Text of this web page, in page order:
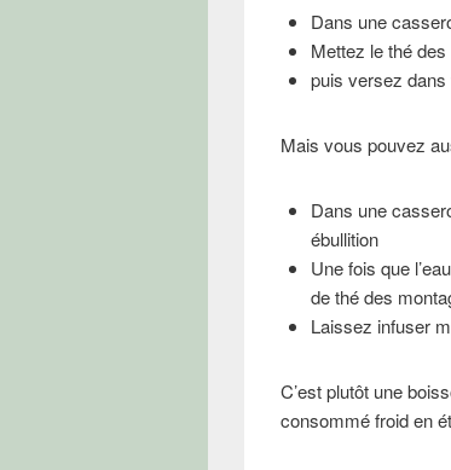
Dans une
Mettez le thé
puis versez
Mais vous pouvez
Dans une
ébullition
Une fois que
de thé des
Laissez infuser
C’est plutôt une
consommé froid en